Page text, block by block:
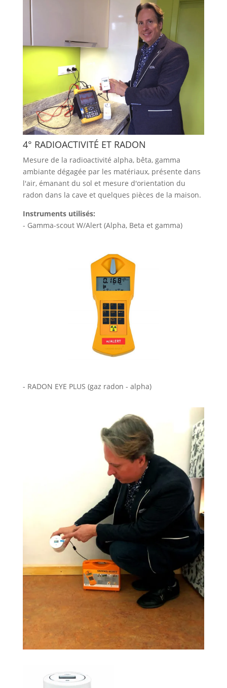
4° RADIOACTIVITÉ ET RADON
Mesure de la radioactivité alpha, bêta, gamma
ambiante dégagée par les matériaux, présente dans
l'air, émanant du sol et mesure d'orientation du
radon dans la cave et quelques pièces de la maison.
Instruments utilisés:
- Gamma-scout W/Alert (Alpha, Beta et gamma)
- RADON EYE PLUS (gaz radon - alpha)